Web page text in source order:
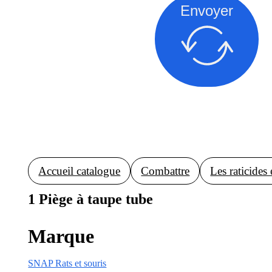
Envoyer
Accueil catalogue Combattre Les raticides
1 Piège à taupe tube
Marque
SNAP Rats et souris